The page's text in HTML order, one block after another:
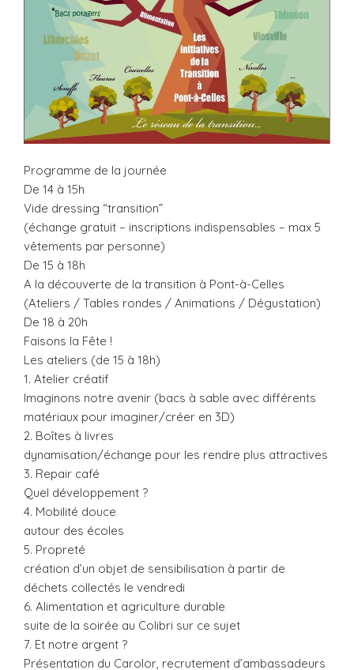
Programme de la journée
De 14 à 15h
Vide dressing “transition”
(échange gratuit – inscriptions indispensables – max 5
vêtements par personne)
De 15 à 18h
A la découverte de la transition à Pont-à-Celles
(Ateliers / Tables rondes / Animations / Dégustation)
De 18 à 20h
Faisons la Fête !
Les ateliers (de 15 à 18h)
1. Atelier créatif
Imaginons notre avenir (bacs à sable avec différents
matériaux pour imaginer/créer en 3D)
2. Boîtes à livres
dynamisation/échange pour les rendre plus attractives
3. Repair café
Quel développement ?
4. Mobilité douce
autour des écoles
5. Propreté
création d’un objet de sensibilisation à partir de
déchets collectés le vendredi
6. Alimentation et agriculture durable
suite de la soirée au Colibri sur ce sujet
7. Et notre argent ?
Présentation du Carolor, recrutement d’ambassadeurs